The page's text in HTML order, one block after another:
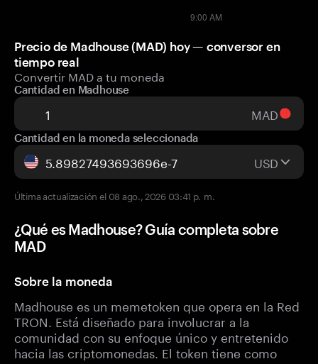
Precio de Madhouse (MAD) hoy — conversor en
tiempo real
Convertir MAD a tu moneda
Cantidad en Madhouse
MAD
Cantidad en la moneda seleccionada
USD
Última actualización el 08 ago., 2026 03:41 p. m.
¿Qué es Madhouse? Guía completa sobre
MAD
Sobre la moneda
Madhouse es un memetoken que opera en la Red
TRON. Está diseñado para involucrar a la
comunidad con su enfoque único y entretenido
hacia las criptomonedas. El token tiene como